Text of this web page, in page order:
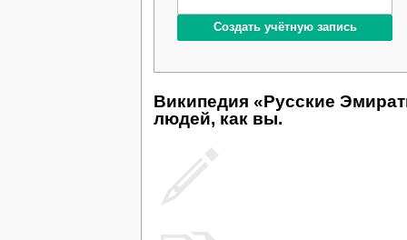
Википедия «Русские
людей, как вы.